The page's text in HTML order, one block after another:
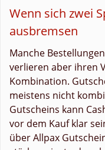
Wenn sich zwei
ausbremsen
Manche
verlieren aber ihren
Kombination.
meistens nicht
Gutscheins kann
vor dem Kauf klar
über Allpax